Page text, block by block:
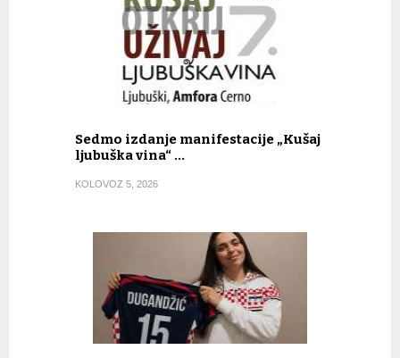
Sedmo izdanje manifestacije „Kušaj
ljubuška vina“ …
KOLOVOZ 5, 2026